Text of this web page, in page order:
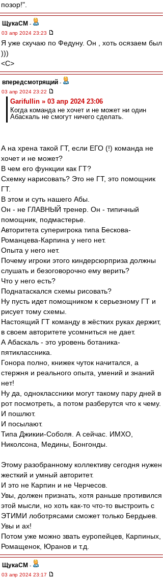
позор!".
ЩукаСМ -
03 апр 2024 23:23
Я уже скучаю по Федуну. Он , хоть осязаем был
)))
<C>
впередсмотрящий -
03 апр 2024 23:22
Garifullin » 03 апр 2024 23:06
Когда команда не хочет и не может ни один
Абаскаль не смогут ничего сделать.
А на хрена такой ГТ, если ЕГО (!) команда не
хочет и не может?
В чем его функции как ГТ?
Схемку нарисовать? Это не ГТ, это помощник
ГТ.
В этом и суть нашего Абы.
Он - не ГЛАВНЫЙ тренер. Он - типичный
помощник, подмастерье.
Авторитета суперигрока типа Бескова-
Романцева-Карпина у него нет.
Опыта у него нет.
Почему игроки этого киндерсюрприза должны
слушать и безоговорочно ему верить?
Что у него есть?
Поднатаскался схемы рисовать?
Ну пусть идет помощником к серьезному ГТ и
рисует тому схемы.
Настоящий ГТ команду в жёстких руках держит,
в своем авторитете усомниться не дает.
А Абаскаль - это уровень ботаника-
пятиклассника.
Гонора полно, книжек чуток начитался, а
стержня и реального опыта, умений и знаний
нет!
Ну да, одноклассники могут такому пару дней в
рот посмотреть, а потом разберутся что к чему.
И пошлют.
И посылают.
Типа Джикии-Соболя. А сейчас. ИМХО,
Николсона, Медины, Бонгонды.
Этому разобранному коллективу сегодня нужен
жесткий и умный авторитет.
И это не Карпин и не Черчесов.
Увы, должен признать, хотя раньше противился
этой мысли, но хоть как-то что-то выстроить с
ЭТИМИ лоботрясами сможет только Бердыев.
Увы и ах!
Потом уже можно звать еуропейцев, Карпиных,
Ромащенок, Юранов и т.д.
ЩукаСМ -
03 апр 2024 23:17